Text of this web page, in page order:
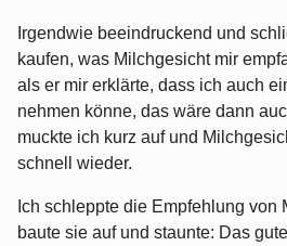
Irgendwie beeindruckend und
kaufen, was Milchgesicht mir
als er mir erklärte, dass ich auch
nehmen könne, das wäre dann
muckte ich kurz auf und
schnell wieder.
Ich schleppte die Empfehlung von
baute sie auf und staunte: Das